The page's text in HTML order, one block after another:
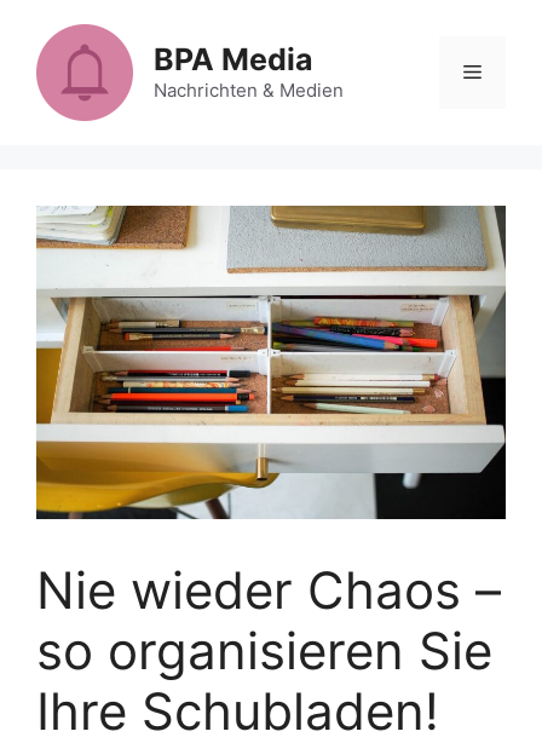
Inhalt
springen
BPA Media
Nachrichten & Medien
Menü
Nie wieder Chaos –
so organisieren Sie
Ihre Schubladen!